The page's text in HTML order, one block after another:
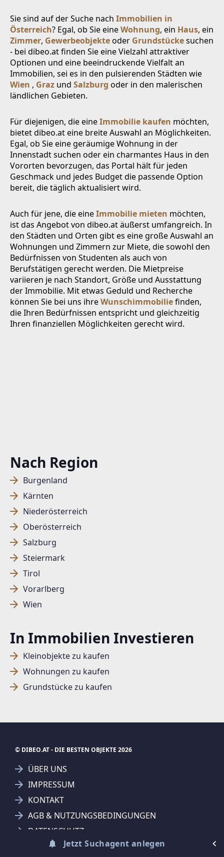
Nach Region
Burgenland
Kärnten
Niederösterreich
Oberösterreich
Salzburg
Steiermark
Tirol
Vorarlberg
Wien
In Immobilien Investieren
Kleinobjekte zu kaufen
Wohnungen zu kaufen
Grundstücke zu kaufen
Jetzt Suchagent anlegen
SUCHAGENT ANLEGEN FÜR DIE
AKTUELLEN SUCHKRITERIEN
Ich stimme der Verarbeitung meiner Daten, wie
zu.
Sie sind auf der Suche nach Immobilien in
Österreich? Egal, ob Sie eineWohnung, ein Haus, ein
Zimmer, Gewerbeobjekteoder Grundstückesuchen
- bei dibeo.at finden Sie eine Vielzahl attraktiver
Optionen und eine beeindruckende Vielfalt an
Immobilien, sei es in den pulsierenden Städten wie
Wien , Graz und Salzburg oder in den malerischen
ländlichen Gebieten.
Für diejenigen, die eineImmobilie kaufen möchten,
bietet dibeo.at eine breite Auswahl an Möglichkeiten.
Egal, ob Sie eine geräumige Wohnung in der
Innenstadt suchen oder ein charmantes Haus in den
Vororten bevorzugen, das Portal hält für jeden
Geschmack und jedes Budget die passende Option
bereit, die täglich aktualisiert wird.
Auch für jene, die eineImmobilie mieten möchten,
ist das Angebot von dibeo.at äußerst umfangreich. In
den Städten und Orten gibt es eine große Auswahl an
Wohnungen und Zimmern zur Miete, die sowohl den
Bedürfnissen von Studenten als auch von
Berufstätigen gerecht werden. Die Mietpreise
variieren je nach Standort, Größe und Ausstattung
der Immobilie. Mit etwas Geduld und Recherche
können Sie bei uns ihreWunschimmobiliefinden,
die Ihren Bedürfnissen entspricht und gleichzeitig
Ihren finanziellen Möglichkeiten gerecht wird.
© DIBEO.AT - DIE BESTEN OBJEKTE 2026
ÜBER UNS
IMPRESSUM
KONTAKT
AGB & NUTZUNGSBEDINGUNGEN
DATENSCHUTZ